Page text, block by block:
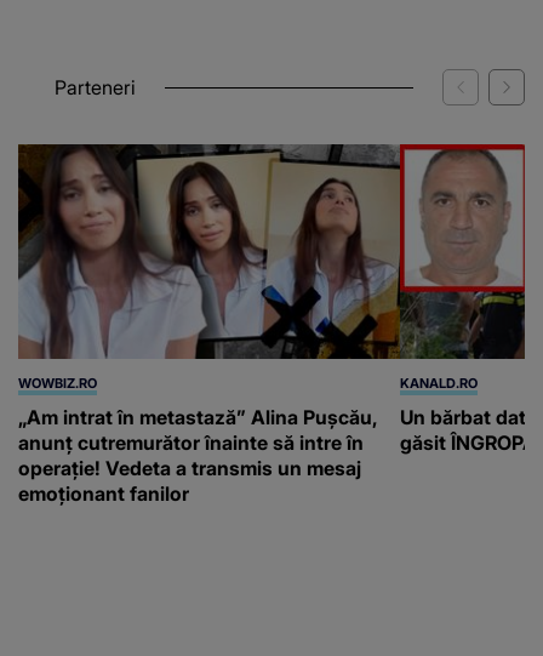
Parteneri
WOWBIZ.RO
„Am intrat în metastază” Alina Pușcău,
anunț cutremurător înainte să intre în
operație! Vedeta a transmis un mesaj
emoționant fanilor
KANALD.RO
Un bărbat dat
găsit